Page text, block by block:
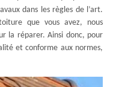
dans les règles de l’art.
que vous avez, nous
la réparer. Ainsi donc, pour
et conforme aux normes,